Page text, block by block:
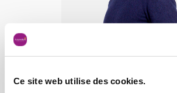
Ce site web utilise des cookies.